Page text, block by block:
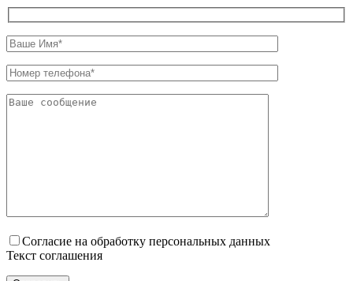
Согласие на обработку персональных данных
Текст соглашения